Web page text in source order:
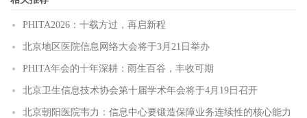
PHITA2026：十载方过，再启新程
北京地区医院信息网络大会将于3月21日举办
PHITA年会的十年深耕：雨生百谷，丰收可期
北京卫生信息技术协会第十届学术年会将于4月19日召开
北京朝阳医院韦力：信息中心要锻造保障业务连续性的核心能力